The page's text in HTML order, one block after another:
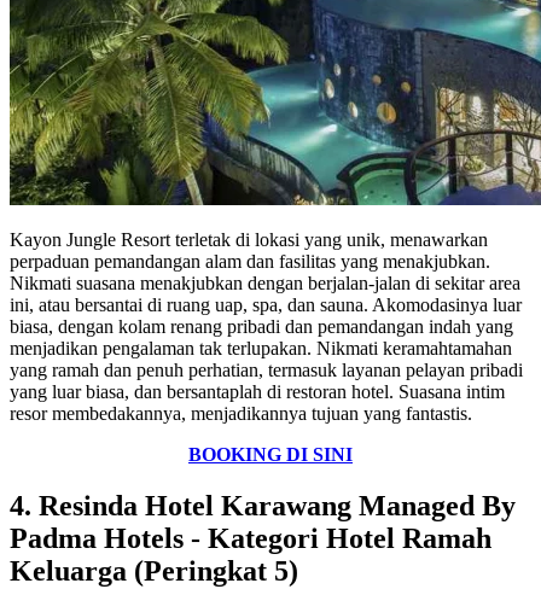
Kayon Jungle Resort terletak di lokasi yang unik, menawarkan
perpaduan pemandangan alam dan fasilitas yang menakjubkan.
Nikmati suasana menakjubkan dengan berjalan-jalan di sekitar area
ini, atau bersantai di ruang uap, spa, dan sauna. Akomodasinya luar
biasa, dengan kolam renang pribadi dan pemandangan indah yang
menjadikan pengalaman tak terlupakan. Nikmati keramahtamahan
yang ramah dan penuh perhatian, termasuk layanan pelayan pribadi
yang luar biasa, dan bersantaplah di restoran hotel. Suasana intim
resor membedakannya, menjadikannya tujuan yang fantastis.
BOOKING DI SINI
4. Resinda Hotel Karawang Managed By
Padma Hotels - Kategori Hotel Ramah
Keluarga (Peringkat 5)